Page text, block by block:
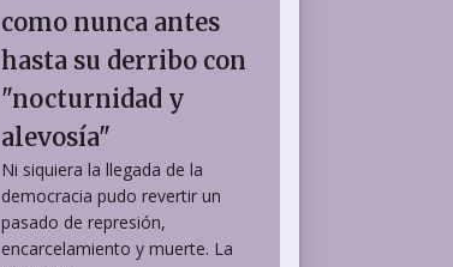
como nunca antes
hasta su derribo con
"nocturnidad y
alevosía"
Ni siquiera la llegada de la
democracia pudo revertir un
pasado de represión,
encarcelamiento y muerte. La